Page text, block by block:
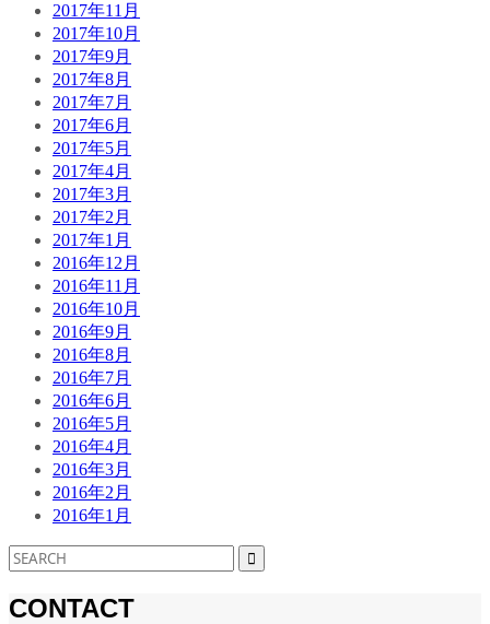
2017年11月
2017年10月
2017年9月
2017年8月
2017年7月
2017年6月
2017年5月
2017年4月
2017年3月
2017年2月
2017年1月
2016年12月
2016年11月
2016年10月
2016年9月
2016年8月
2016年7月
2016年6月
2016年5月
2016年4月
2016年3月
2016年2月
2016年1月
CONTACT